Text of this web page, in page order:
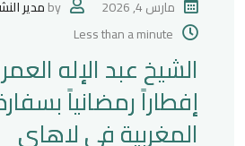
مارس 4, 2026 byمدير
Less than a minute
الشيخ عبد الإله
إفطاراً رمضانياً
المغربية في لاهاي